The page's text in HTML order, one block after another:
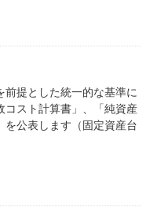
前提とした統一的な基準に
コスト計算書」、「純資産
を公表します（固定資産台